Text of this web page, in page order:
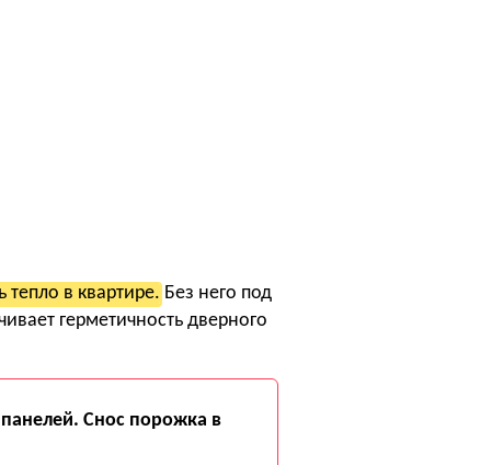
в квартире. Без него под
герметичность дверного
Снос порожка в